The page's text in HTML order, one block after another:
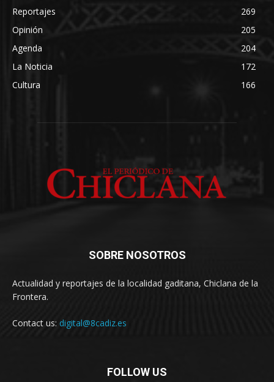
Reportajes
269
Opinión
205
Agenda
204
La Noticia
172
Cultura
166
SOBRE NOSOTROS
Actualidad y reportajes de la localidad gaditana, Chiclana de la
Frontera.
Contact us: digital@8cadiz.es
FOLLOW US